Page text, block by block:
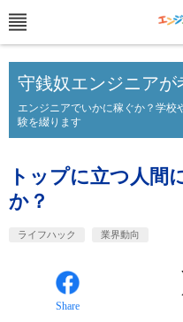
守銭奴エンジニアが
エンジニアでいかに稼ぐか？学校
験を綴ります
トップに立つ人間
か？
ライフハック 業界動向
Share